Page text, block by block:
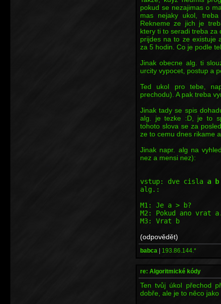
pokud se nezajimas o
mas nejaky ukol,
Rekneme ze jich je
ktery ti to seradi treba za
prijdes na to ze existuje
za 5 hodin. Co je podle
Jinak obecne alg. ti
urcity vypocet, postup a
Ted ukol pro tebe,
prechodu). A pak treba
Jinak tady se spis
alg. je tezke :D, je to
tohoto slova se za
ze to cemu dnes rikame
Jinak napr. alg na
nez a mensi nez):
vstup: dve cisla a b
alg.:
M1: Je a > b?
M2: Pokud ano vrat
M3: Vrat b
(odpovědět)
babca | 193.86.144.*
re: Algoritmické kódy
Ten tvůj úkol přechod
dobře, ale je to něco